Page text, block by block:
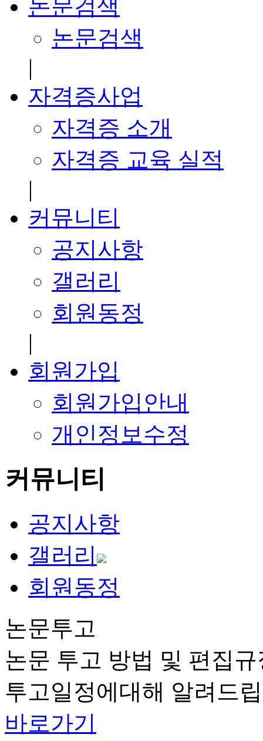
논문검색
논문검색
|
자격증사업
자격증 소개
자격증 교육 실적
|
커뮤니티
공지사항
갤러리
회원동정
|
회원가입
회원가입안내
개인정보수정
커뮤니티
공지사항
갤러리
회원동정
논문투고
논문 투고 방법 및 편집규
투고일정에대해 알려드
바로가기